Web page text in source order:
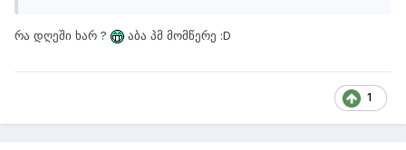
რა დღეში ხარ ? აბა პმ მომწერე :D
1